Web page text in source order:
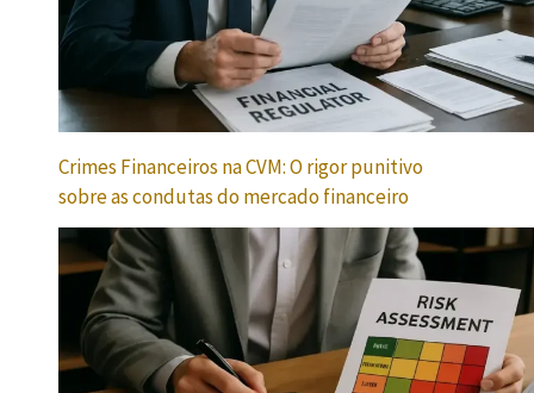
Crimes Financeiros na CVM: O rigor punitivo
sobre as condutas do mercado financeiro